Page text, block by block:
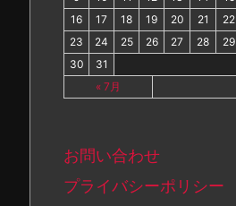
16
17 18 19 20 21
22
23
24 25 26 27 28
29
30
31
« 7月
お問い合わせ
プライバシーポリシー